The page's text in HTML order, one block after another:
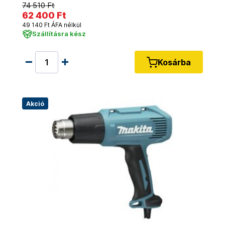
74 510 Ft
62 400 Ft
49 140 Ft ÁFA nélkül
Szállításra kész
Kosárba
Akció